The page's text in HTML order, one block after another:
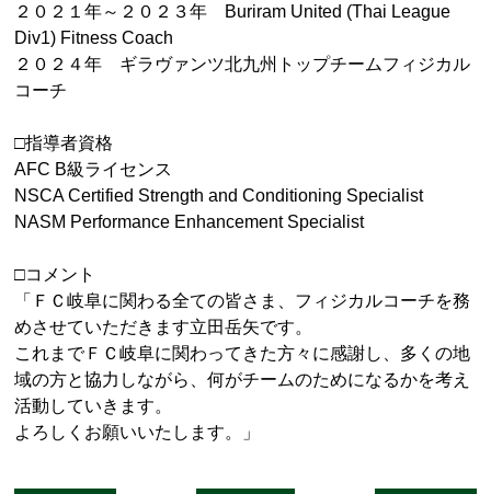
２０２１年～２０２３年 Buriram United (Thai League
Div1) Fitness Coach
２０２４年 ギラヴァンツ北九州トップチームフィジカル
コーチ
□指導者資格
AFC B級ライセンス
NSCA Certified Strength and Conditioning Specialist
NASM Performance Enhancement Specialist
□コメント
「ＦＣ岐阜に関わる全ての皆さま、フィジカルコーチを務
めさせていただきます立田岳矢です。
これまでＦＣ岐阜に関わってきた方々に感謝し、多くの地
域の方と協力しながら、何がチームのためになるかを考え
活動していきます。
よろしくお願いいたします。」